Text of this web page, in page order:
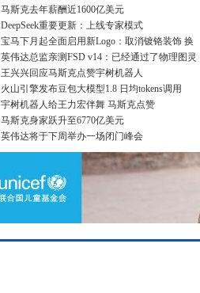
马斯克去年薪酬近1600亿美元
DeepSeek重要更新：上线专家模式
宝马下月起全面启用新Logo：取消镀铬装饰 换
英伟达总监亲测FSD v14：已经通过了物理图灵
王兴兴回应马斯克点赞宇树机器人
火山引擎发布豆包大模型1.8 日均tokens调用
宇树机器人给王力宏伴舞 马斯克点赞
马斯克身家跃升至6770亿美元
英伟达将于下周举办一场闭门峰会